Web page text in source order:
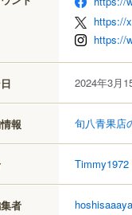
https://
https://
2024年3月
報 旬八青果店
Timmy1972
者 hoshisaaaya